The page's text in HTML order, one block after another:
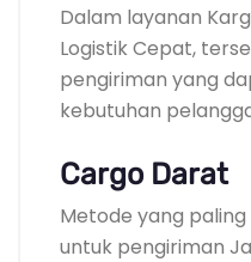
Dalam layanan
Logistik Cepat,
pengiriman yang
kebutuhan
Cargo Darat
Metode yang
untuk pengiriman